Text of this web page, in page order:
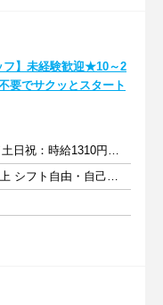
フ】未経験歓迎★10～2
要でサクッとスタート
平日：時給1260円～／土日祝：時給1310円～ ※交通費全額支給
週2日以上 1日4時間以上 シフト自由・自己申告